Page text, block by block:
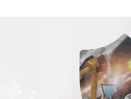
NEWS UND INSIGHTS
REFERENZEN